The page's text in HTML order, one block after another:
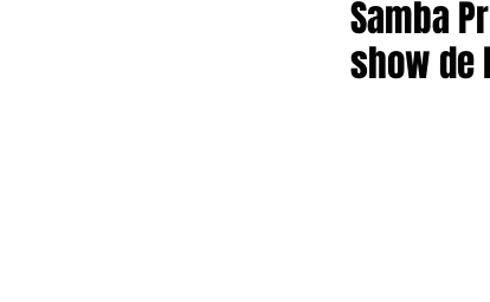
Samba
show de